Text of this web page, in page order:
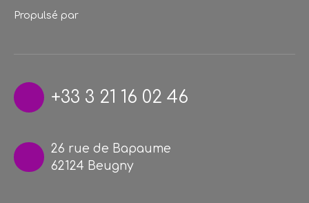
Propulsé par
+33 3 21 16 02 46
26 rue de Bapaume
62124 Beugny